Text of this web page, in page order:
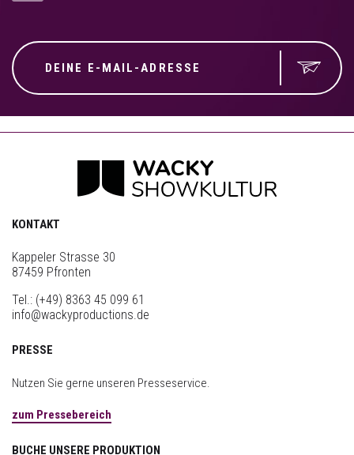
KONTAKT
Kappeler Strasse 30
87459 Pfronten
Tel.: (+49) 8363 45 099 61
info@wackyproductions.de
PRESSE
Nutzen Sie gerne unseren Presseservice.
zum Pressebereich
BUCHE UNSERE PRODUKTION